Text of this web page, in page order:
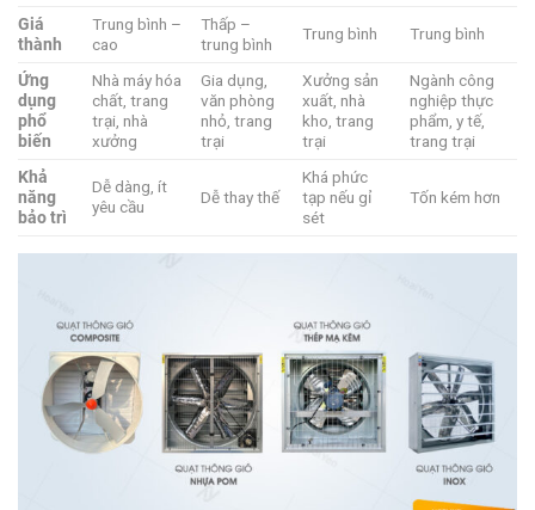
Giá
thành
Trung bình –
cao
Thấp –
trung bình
Trung bình Trung bình
Ứng
dụng
phổ
biến
Nhà máy hóa
chất, trang
trại, nhà
xưởng
Gia dụng,
văn phòng
nhỏ, trang
trại
Xưởng sản
xuất, nhà
kho, trang
trại
Ngành công
nghiệp thực
phẩm, y tế,
trang trại
Khả
năng
bảo trì
Dễ dàng, ít
yêu cầu
Dễ thay thế
Khá phức
tạp nếu gỉ
sét
Tốn kém hơn